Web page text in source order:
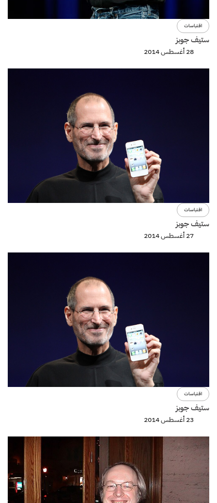
اقتباسات
ستيف جوبز
28 أغسطس 2014
اقتباسات
ستيف جوبز
27 أغسطس 2014
اقتباسات
ستيف جوبز
23 أغسطس 2014